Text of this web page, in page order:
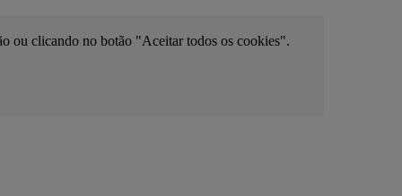
ou clicando no botão "Aceitar todos os cookies".